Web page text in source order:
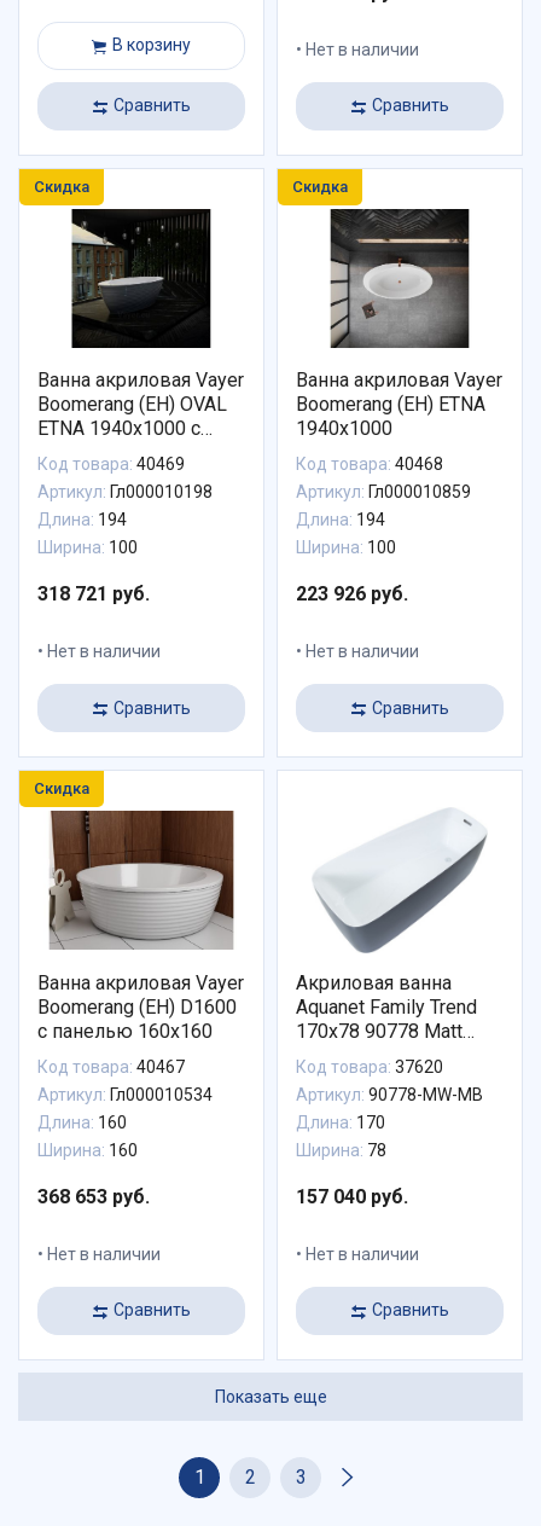
В корзину
Сравнить
Нет в наличии
Сравнить
Скидка
Ванна акриловая Vayer
Boomerang (EH) OVAL
ETNA 1940x1000 c
панелью ( монолит)
Код товара: 40469
Артикул: Гл000010198
Длина: 194
Ширина: 100
318 721 руб.
Нет в наличии
Сравнить
Скидка
Ванна акриловая Vayer
Boomerang (EH) ETNA
1940x1000
Код товара: 40468
Артикул: Гл000010859
Длина: 194
Ширина: 100
223 926 руб.
Нет в наличии
Сравнить
Скидка
Ванна акриловая Vayer
Boomerang (EH) D1600
с панелью 160х160
Код товара: 40467
Артикул: Гл000010534
Длина: 160
Ширина: 160
368 653 руб.
Нет в наличии
Сравнить
Акриловая ванна
Aquanet Family Trend
170x78 90778 Matt
Finish (панель Black
matte) 90778-MW-MB
Код товара: 37620
Артикул: 90778-MW-MB
Длина: 170
Ширина: 78
157 040 руб.
Нет в наличии
Сравнить
Показать еще
1 2 3